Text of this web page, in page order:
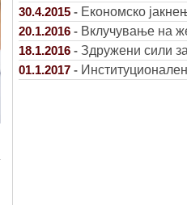
30.4.2015 - Економско
20.1.2016 - Вклучување на
18.1.2016 - Здружени сили
01.1.2017 -